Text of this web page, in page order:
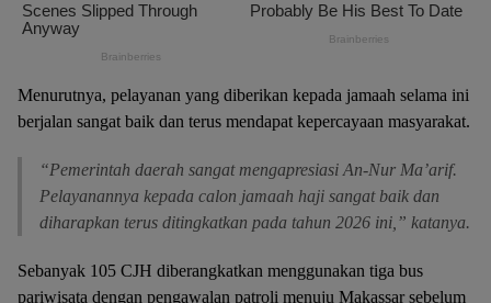
Menurutnya, pelayanan yang diberikan kepada jamaah selama ini
berjalan sangat baik dan terus mendapat kepercayaan masyarakat.
“Pemerintah daerah sangat mengapresiasi An-Nur Ma’arif.
Pelayanannya kepada calon jamaah haji sangat baik dan
diharapkan terus ditingkatkan pada tahun 2026 ini,” katanya.
Sebanyak 105 CJH diberangkatkan menggunakan tiga bus
pariwisata dengan pengawalan patroli menuju Makassar sebelum